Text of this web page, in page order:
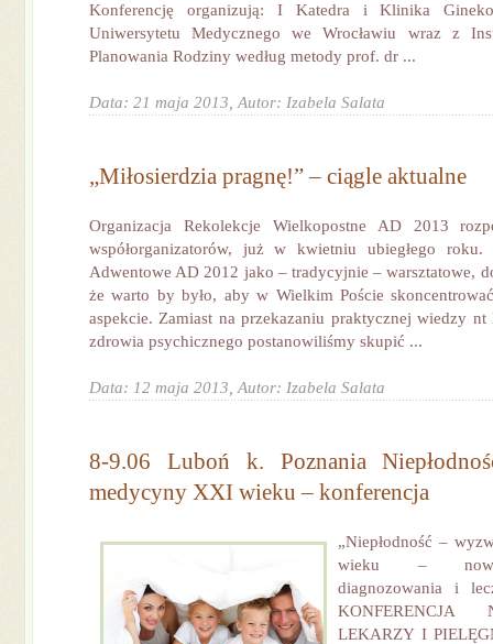
Konferencję organizują: I Katedra i Klinika
Uniwersytetu Medycznego we Wrocławiu wraz z
Planowania Rodziny według metody prof. dr ...
Data: 21 maja 2013, Autor: Izabela Salata
„Miłosierdzia pragnę!” – ciągle aktualne
Organizacja Rekolekcje Wielkopostne AD 2013
współorganizatorów, już w kwietniu ubiegłego roku.
Adwentowe AD 2012 jako – tradycyjnie – warsztatowe,
że warto by było, aby w Wielkim Poście
aspekcie. Zamiast na przekazaniu praktycznej wiedzy
zdrowia psychicznego postanowiliśmy skupić ...
Data: 12 maja 2013, Autor: Izabela Salata
8-9.06 Luboń k. Poznania
medycyny XXI wieku – konferencja
„Niepłodność –
wieku –
diagnozowania i
KONFERENCJA
LEKARZY I